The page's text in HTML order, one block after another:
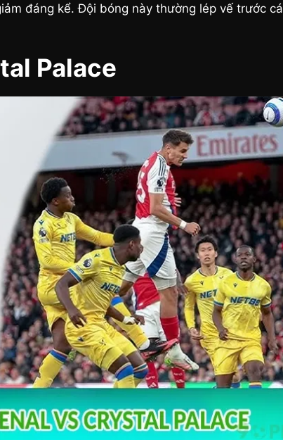
đáng kể. Đội bóng này thường lép vế trước
Palace